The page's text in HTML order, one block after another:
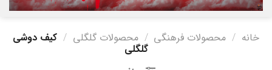
خانه / محصولات فرهنگی / محصولات گلگلی / کیف دوشی
گلگلی